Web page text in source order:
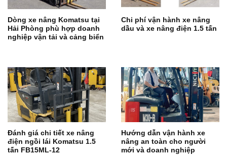
Dòng xe nâng Komatsu tại
Hải Phòng phù hợp doanh
nghiệp vận tải và cảng biển
Chi phí vận hành xe nâng
dầu và xe nâng điện 1.5 tấn
Đánh giá chi tiết xe nâng
điện ngồi lái Komatsu 1.5
tấn FB15ML-12
Hướng dẫn vận hành xe
nâng an toàn cho người
mới và doanh nghiệp